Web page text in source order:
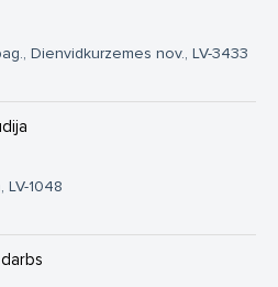
Dienvidkurzemes nov., LV-3433
LV-1048